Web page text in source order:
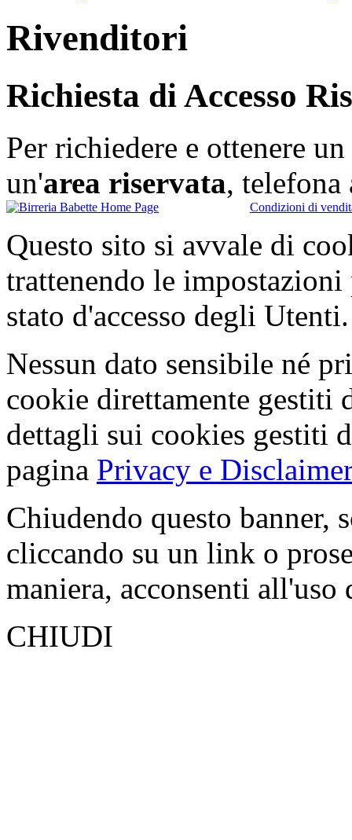
Rivenditori
Richiesta di Accesso
Per richiedere e ottenere un
un'area riservata,
Condizioni di
Questo sito si avvale di
trattenendo le
stato d'accesso degli Utenti.
Nessun dato sensibile né
cookie direttamente gestiti
dettagli sui cookies gestiti
pagina Privacy e Disclaimer
Chiudendo questo banner,
cliccando su un link o
maniera, acconsenti all'uso
CHIUDI